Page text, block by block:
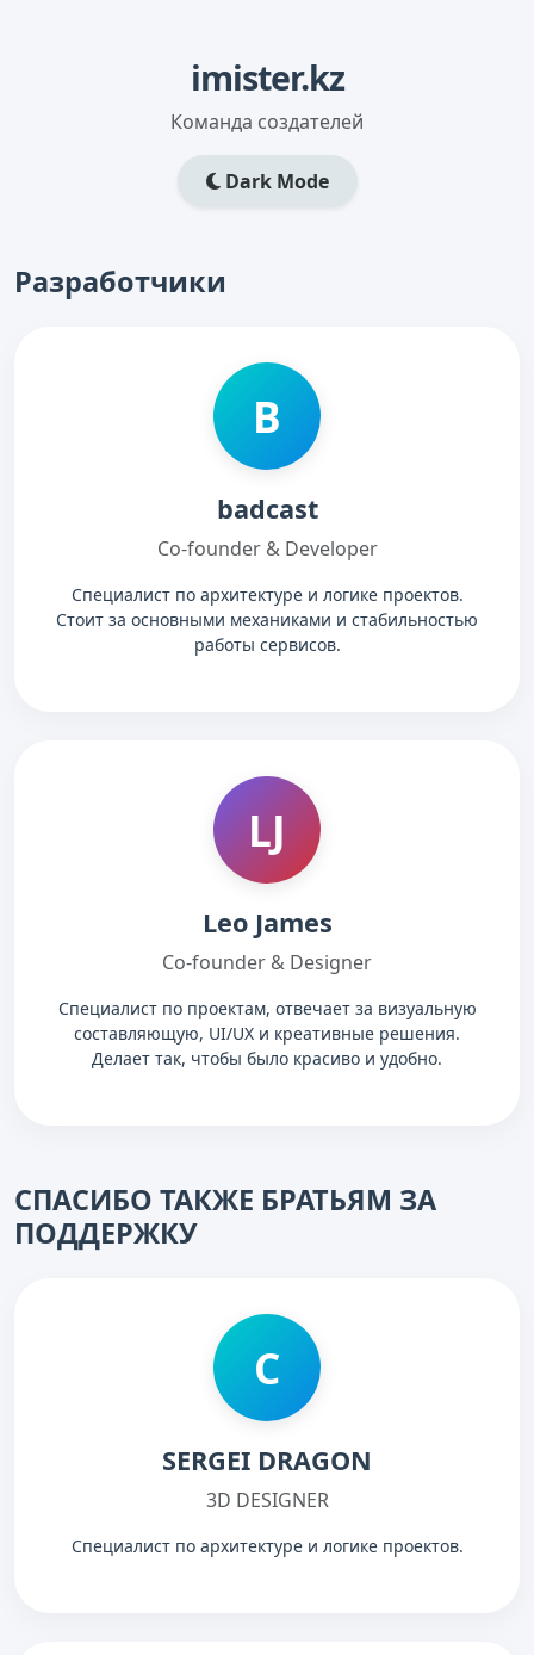
imister.kz
Команда создателей
Dark Mode
Разработчики
B
badcast
Co-founder & Developer
Специалист по архитектуре и логике проектов.
Стоит за основными механиками и стабильностью
работы сервисов.
LJ
Leo James
Co-founder & Designer
Специалист по проектам, отвечает за визуальную
составляющую, UI/UX и креативные решения.
Делает так, чтобы было красиво и удобно.
СПАСИБО ТАКЖЕ БРАТЬЯМ ЗА
ПОДДЕРЖКУ
С
SERGEI DRAGON
3D DESIGNER
Специалист по архитектуре и логике проектов.